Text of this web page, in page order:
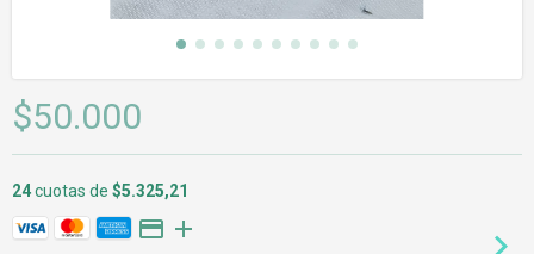
$50.000
24cuotas de $5.325,21